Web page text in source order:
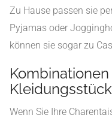
Zu Hause passen sie
Pyjamas oder
können sie sogar zu
Wenn Sie Ihre